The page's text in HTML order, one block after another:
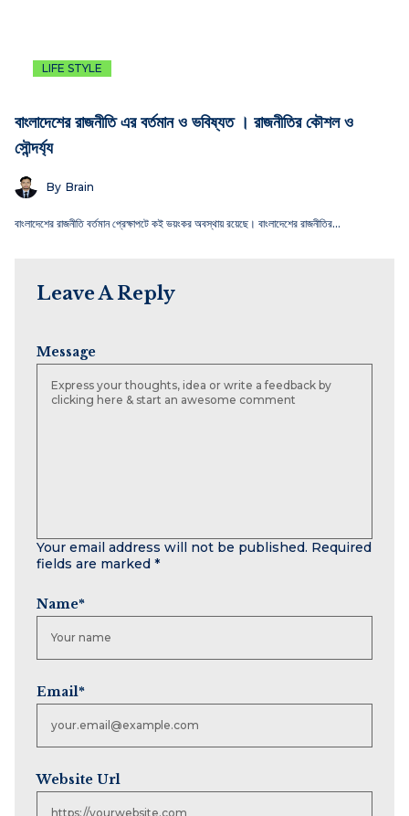
LIFE STYLE
বাংলাদেশের রাজনীতি এর বর্তমান ও ভবিষ্যত । রাজনীতির কৌশল ও
সৌন্দর্য্য
By Brain
বাংলাদেশের রাজনীতি বর্তমান প্রেক্ষাপটে কই ভয়ংকর অবস্থায় রয়েছে। বাংলাদেশের রাজনীতির…
Leave A Reply
Your email address will not be published. Required
fields are marked *
Message
Name*
Email*
Website Url